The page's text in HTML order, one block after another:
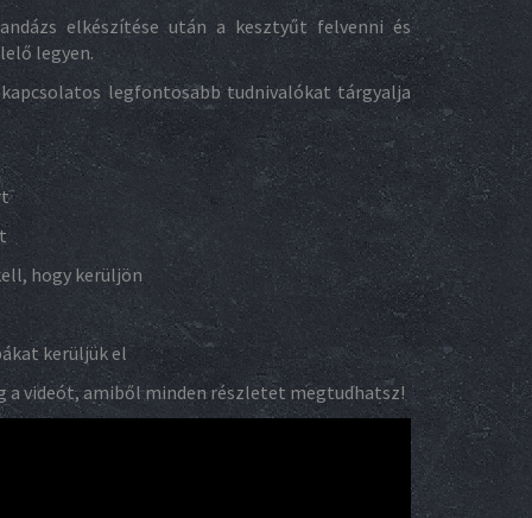
elkészítése után a kesztyűt felvenni és
legyen.
legfontosabb tudnivalókat tárgyalja
hogy kerüljön
kerüljük el
a videót, amiből minden részletet megtudhatsz!